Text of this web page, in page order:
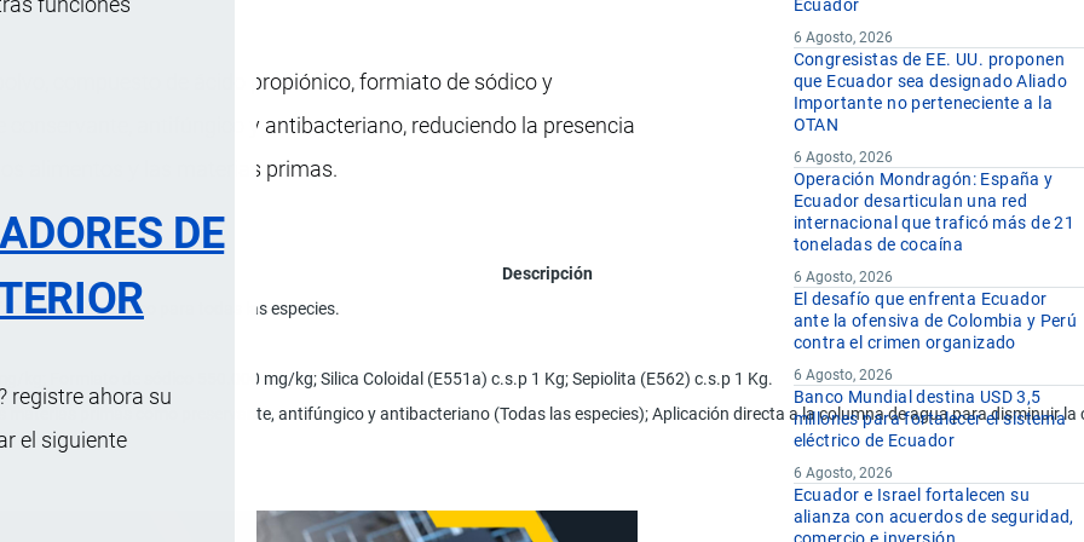
DE
registre ahora su
el siguiente
compuesto de ácido propiónico, formiato de sódico y
conservante, antifúngico y antibacteriano, reduciendo la presencia
alimentos y las materias primas.
Descripción
de pienso para todas las especies.
kg; Formiato de sódico 550.000 mg/kg; Silica Coloidal (E551a) c.s.p 1 Kg; Sepiolita (E562) c.s.p 1 Kg.
materias primas como preservante, antifúngico y antibacteriano (Todas las especies); Aplicación directa a la columna de agua para disminuir
Ecuador
6 Agosto, 2026
Congresistas de EE. UU. proponen
que Ecuador sea designado Aliado
Importante no perteneciente a la
OTAN
6 Agosto, 2026
Operación Mondragón: España y
Ecuador desarticulan una red
internacional que traficó más de 21
toneladas de cocaína
6 Agosto, 2026
El desafío que enfrenta Ecuador
ante la ofensiva de Colombia y Perú
contra el crimen organizado
6 Agosto, 2026
Banco Mundial destina USD 3,5
millones para fortalecer el sistema
eléctrico de Ecuador
6 Agosto, 2026
Ecuador e Israel fortalecen su
alianza con acuerdos de seguridad,